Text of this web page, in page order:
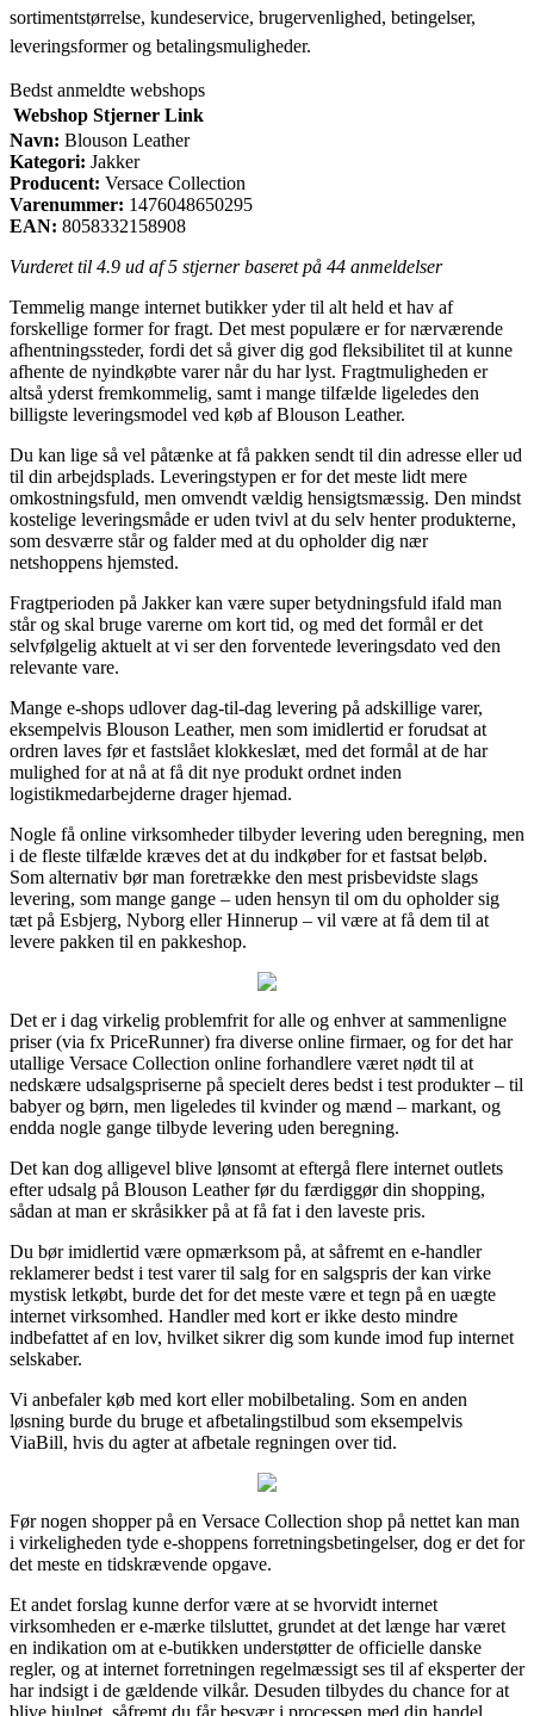
sortimentstørrelse, kundeservice, brugervenlighed, betingelser,
leveringsformer og betalingsmuligheder.
Bedst anmeldte webshops
Webshop Stjerner Link
Navn: Blouson Leather
Kategori: Jakker
Producent: Versace Collection
Varenummer: 1476048650295
EAN: 8058332158908
Vurderet til 4.9 ud af 5 stjerner baseret på 44 anmeldelser
Temmelig mange internet butikker yder til alt held et hav af
forskellige former for fragt. Det mest populære er for nærværende
afhentningssteder, fordi det så giver dig god fleksibilitet til at kunne
afhente de nyindkøbte varer når du har lyst. Fragtmuligheden er
altså yderst fremkommelig, samt i mange tilfælde ligeledes den
billigste leveringsmodel ved køb af Blouson Leather.
Du kan lige så vel påtænke at få pakken sendt til din adresse eller ud
til din arbejdsplads. Leveringstypen er for det meste lidt mere
omkostningsfuld, men omvendt vældig hensigtsmæssig. Den mindst
kostelige leveringsmåde er uden tvivl at du selv henter produkterne,
som desværre står og falder med at du opholder dig nær
netshoppens hjemsted.
Fragtperioden på Jakker kan være super betydningsfuld ifald man
står og skal bruge varerne om kort tid, og med det formål er det
selvfølgelig aktuelt at vi ser den forventede leveringsdato ved den
relevante vare.
Mange e-shops udlover dag-til-dag levering på adskillige varer,
eksempelvis Blouson Leather, men som imidlertid er forudsat at
ordren laves før et fastslået klokkeslæt, med det formål at de har
mulighed for at nå at få dit nye produkt ordnet inden
logistikmedarbejderne drager hjemad.
Nogle få online virksomheder tilbyder levering uden beregning, men
i de fleste tilfælde kræves det at du indkøber for et fastsat beløb.
Som alternativ bør man foretrække den mest prisbevidste slags
levering, som mange gange – uden hensyn til om du opholder sig
tæt på Esbjerg, Nyborg eller Hinnerup – vil være at få dem til at
levere pakken til en pakkeshop.
Det er i dag virkelig problemfrit for alle og enhver at sammenligne
priser (via fx PriceRunner) fra diverse online firmaer, og for det har
utallige Versace Collection online forhandlere været nødt til at
nedskære udsalgspriserne på specielt deres bedst i test produkter – til
babyer og børn, men ligeledes til kvinder og mænd – markant, og
endda nogle gange tilbyde levering uden beregning.
Det kan dog alligevel blive lønsomt at eftergå flere internet outlets
efter udsalg på Blouson Leather før du færdiggør din shopping,
sådan at man er skråsikker på at få fat i den laveste pris.
Du bør imidlertid være opmærksom på, at såfremt en e-handler
reklamerer bedst i test varer til salg for en salgspris der kan virke
mystisk letkøbt, burde det for det meste være et tegn på en uægte
internet virksomhed. Handler med kort er ikke desto mindre
indbefattet af en lov, hvilket sikrer dig som kunde imod fup internet
selskaber.
Vi anbefaler køb med kort eller mobilbetaling. Som en anden
løsning burde du bruge et afbetalingstilbud som eksempelvis
ViaBill, hvis du agter at afbetale regningen over tid.
Før nogen shopper på en Versace Collection shop på nettet kan man
i virkeligheden tyde e-shoppens forretningsbetingelser, dog er det for
det meste en tidskrævende opgave.
Et andet forslag kunne derfor være at se hvorvidt internet
virksomheden er e-mærke tilsluttet, grundet at det længe har været
en indikation om at e-butikken understøtter de officielle danske
regler, og at internet forretningen regelmæssigt ses til af eksperter der
har indsigt i de gældende vilkår. Desuden tilbydes du chance for at
blive hjulpet, såfremt du får besvær i processen med din handel.